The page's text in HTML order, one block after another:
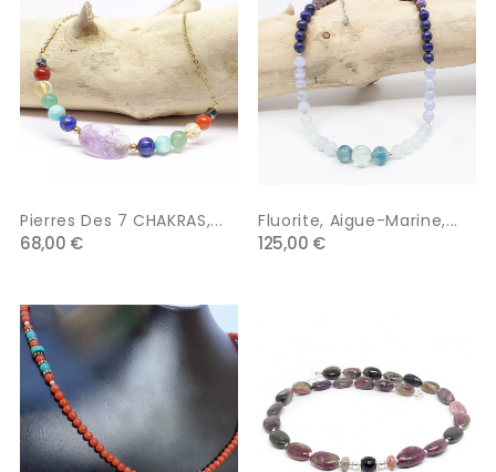
Pierres Des 7 CHAKRAS,...
68,00 €
Fluorite, Aigue-Marine,...
125,00 €